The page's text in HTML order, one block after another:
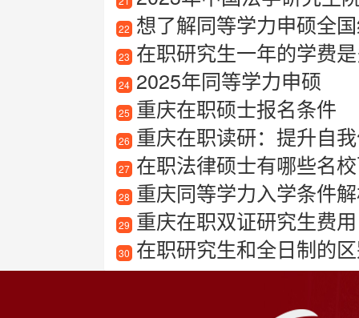
22 想了解同等学力申硕全
23 在职研究生一年的学费
24 2025年同等学力申硕
25 重庆在职硕士报名条件
26 重庆在职读研：提升自
27 在职法律硕士有哪些名
28 重庆同等学力入学条件
29 重庆在职双证研究生费用
30 在职研究生和全日制的